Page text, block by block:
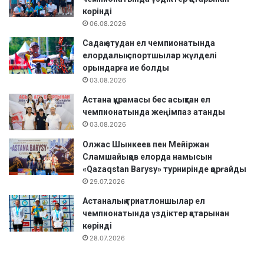
көрінді
06.08.2026
Садақ атудан ел чемпионатында
елордалық спортшылар жүлделі
орындарға ие болды
03.08.2026
Астана құрамасы бес асықтан ел
чемпионатында жеңімпаз атанды
03.08.2026
Олжас Шынкеев пен Мейіржан
Сламшайықов елорда намысын
«Qazaqstan Barysy» турнирінде қорғайды
29.07.2026
Астаналық триатлоншылар ел
чемпионатында үздіктер қатарынан
көрінді
28.07.2026